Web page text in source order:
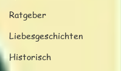
Ratgeber
Liebesgeschichten
Historisch